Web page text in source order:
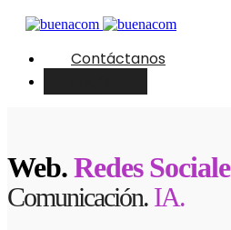
Contáctanos
Web.Redes
Comunicación. IA.